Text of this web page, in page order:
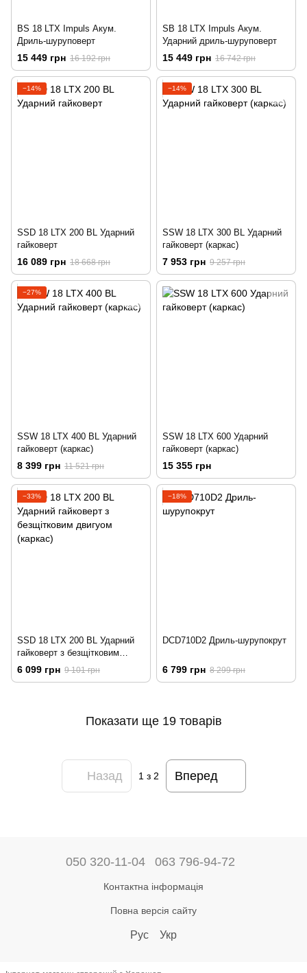
BS 18 LTX Impuls Акум.
Дриль-шуруповерт
15 449 грн 16 192 грн
SB 18 LTX Impuls Акум.
Ударний дриль-шуруповерт
15 449 грн 16 742 грн
−14%
SSD 18 LTX 200 BL Ударний
гайковерт
16 089 грн 18 668 грн
−14%
SSW 18 LTX 300 BL Ударний
гайковерт (каркас)
7 953 грн 9 257 грн
−27%
SSW 18 LTX 400 BL Ударний
гайковерт (каркас)
8 399 грн 11 521 грн
SSW 18 LTX 600 Ударний
гайковерт (каркас)
15 355 грн
−33%
SSD 18 LTX 200 BL Ударний
гайковерт з безщітковим
двигуом (каркас)
6 099 грн 9 101 грн
−18%
DCD710D2 Дриль-шурупокрут
6 799 грн 8 299 грн
Показати ще 19 товарів
Назад 1з 2 Вперед
050 320-11-04 063 796-94-72
Контактна інформація
Повна версія сайту
Рус Укр